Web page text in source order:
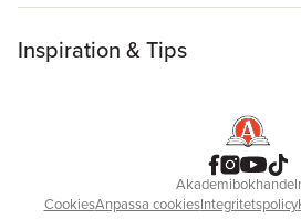
Inspiration & Tips
CookiesAnpassa cookiesIntegritetspolicy